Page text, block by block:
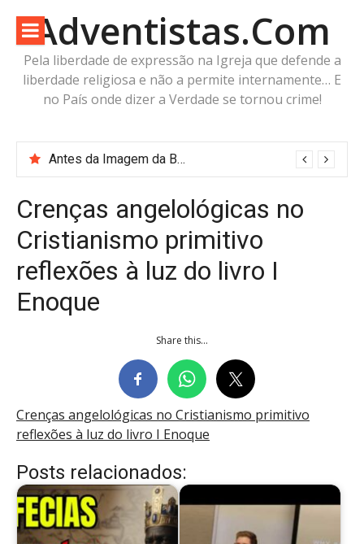
para
conteúdo
Adventistas.Com
Pela liberdade de expressão na Igreja que defende a
liberdade religiosa e não a permite internamente… E
no País onde dizer a Verdade se tornou crime!
Antes da Imagem da Besta: Estaria a Humanidade Construindo a Imagem Pré-Besta com cabeça de Cordeiro e Voz do Dragão?
Crenças angelológicas no
Cristianismo primitivo
reflexões à luz do livro I
Enoque
Share this...
Crenças angelológicas no Cristianismo primitivo
reflexões à luz do livro I Enoque
Posts relacionados: